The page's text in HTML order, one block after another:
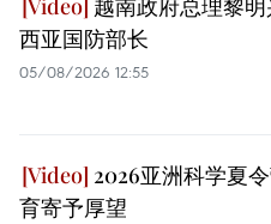
越南政府总理黎
西亚国防部长
05/08/2026 12:55
2026亚洲科学夏
育寄予厚望